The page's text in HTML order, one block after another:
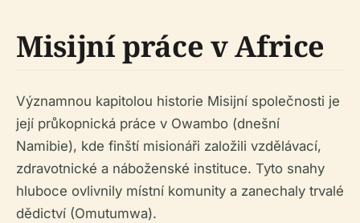
Misijní práce v Africe
Významnou kapitolou historie Misijní společnosti je
její průkopnická práce v Owambo (dnešní
Namibie), kde finští misionáři založili vzdělávací,
zdravotnické a náboženské instituce. Tyto snahy
hluboce ovlivnily místní komunity a zanechaly trvalé
dědictví (Omutumwa).